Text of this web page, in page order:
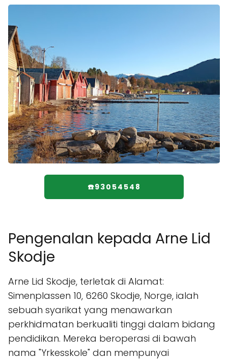
☎️93054548
Pengenalan kepada Arne Lid
Skodje
Arne Lid Skodje, terletak di Alamat:
Simenplassen 10, 6260 Skodje, Norge, ialah
sebuah syarikat yang menawarkan
perkhidmatan berkualiti tinggi dalam bidang
pendidikan. Mereka beroperasi di bawah
nama "Yrkesskole" dan mempunyai